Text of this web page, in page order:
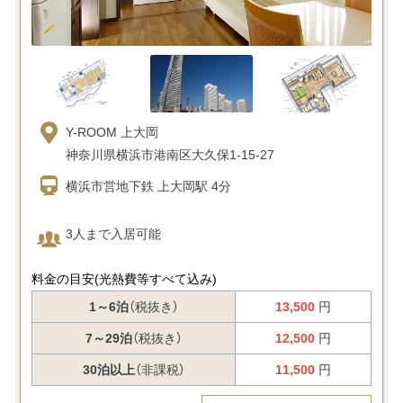
Y-ROOM 上大岡
神奈川県横浜市港南区大久保1-15-27
横浜市営地下鉄 上大岡駅 4分
3人まで入居可能
料金の目安(光熱費等すべて込み)
1～6泊（税抜き） 13,500 円
7～29泊（税抜き） 12,500 円
30泊以上（非課税） 11,500 円